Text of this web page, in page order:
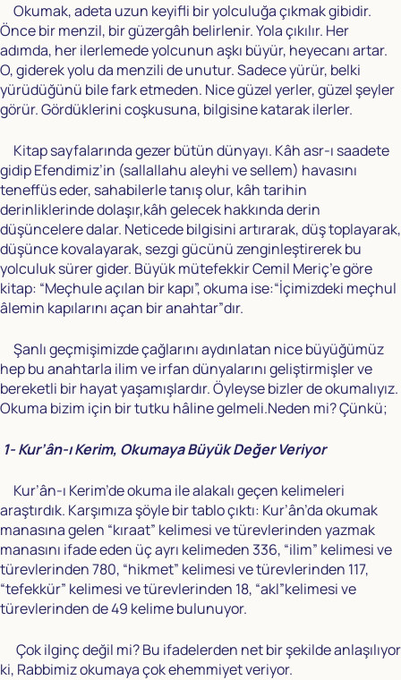
Okumak, adeta uzun keyifli bir yolculuğa çıkmak gibidir.
Önce bir menzil, bir güzergâh belirlenir. Yola çıkılır. Her
adımda, her ilerlemede yolcunun aşkı büyür, heyecanı artar.
O, giderek yolu da menzili de unutur. Sadece yürür, belki
yürüdüğünü bile fark etmeden. Nice güzel yerler, güzel şeyler
görür. Gördüklerini coşkusuna, bilgisine katarak ilerler.
Kitap sayfalarında gezer bütün dünyayı. Kâh asr-ı saadete
gidip Efendimiz’in (sallallahu aleyhi ve sellem) havasını
teneffüs eder, sahabilerle tanış olur, kâh tarihin
derinliklerinde dolaşır,kâh gelecek hakkında derin
düşüncelere dalar. Neticede bilgisini artırarak, düş toplayarak,
düşünce kovalayarak, sezgi gücünü zenginleştirerek bu
yolculuk sürer gider. Büyük mütefekkir Cemil Meriç’e göre
kitap: “Meçhule açılan bir kapı”, okuma ise:“İçimizdeki meçhul
âlemin kapılarını açan bir anahtar”dır.
Şanlı geçmişimizde çağlarını aydınlatan nice büyüğümüz
hep bu anahtarla ilim ve irfan dünyalarını geliştirmişler ve
bereketli bir hayat yaşamışlardır. Öyleyse bizler de okumalıyız.
Okuma bizim için bir tutku hâline gelmeli.Neden mi? Çünkü;
1- Kur’ân-ı Kerim, Okumaya Büyük Değer Veriyor
Kur’ân-ı Kerim’de okuma ile alakalı geçen kelimeleri
araştırdık. Karşımıza şöyle bir tablo çıktı: Kur’ân’da okumak
manasına gelen “kıraat” kelimesi ve türevlerinden yazmak
manasını ifade eden üç ayrı kelimeden 336, “ilim” kelimesi ve
türevlerinden 780, “hikmet” kelimesi ve türevlerinden 117,
“tefekkür” kelimesi ve türevlerinden 18, “akl”kelimesi ve
türevlerinden de 49 kelime bulunuyor.
Çok ilginç değil mi? Bu ifadelerden net bir şekilde anlaşılıyor
ki, Rabbimiz okumaya çok ehemmiyet veriyor.